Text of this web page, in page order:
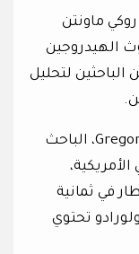
ماونتن
الهيدروجين
الباحثين لتحليل
بقيادة جريجوري ويثيربي Gregory Wetherbee، الباحث
الأمطار في ثمانية
تحتوي